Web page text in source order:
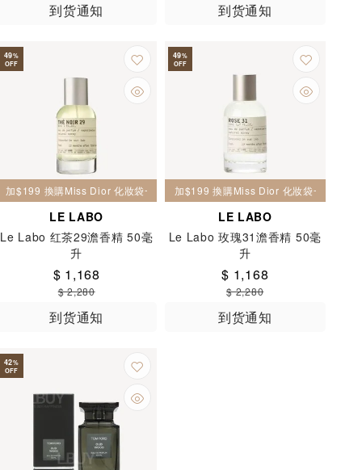
到货通知 到货通知
49%
OFF
加$199 換購Miss Dior 化妝袋一個
LE LABO
Le Labo 红茶29澹香精 50毫
升
$ 1,168
$ 2,280
到货通知
49%
OFF
加$199 換購Miss Dior 化妝袋一個
LE LABO
Le Labo 玫瑰31澹香精 50毫
升
$ 1,168
$ 2,280
到货通知
42%
OFF